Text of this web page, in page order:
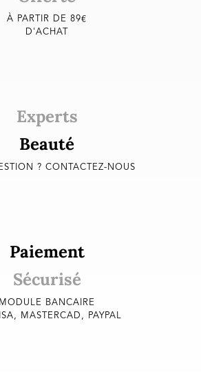
À PARTIR DE 89€
D'ACHAT
Experts
Beauté
? CONTACTEZ-NOUS
Paiement
Sécurisé
MODULE BANCAIRE
MASTERCAD, PAYPAL